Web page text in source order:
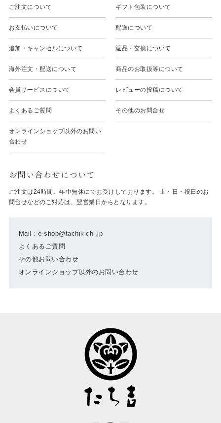
ご注文について ギフト包装について
お支払いについて 配送について
追加・キャンセルについて 返品・交換について
海外注文・配送について 商品のお取扱等について
会員サービスについて レビューの投稿について
よくあるご質問 その他のお問合せ
オンラインショップ以外のお問い
合わせ
お問い合わせについて
Mail：e-shop@tachikichi.jp
よくあるご質問
その他お問い合わせ
オンラインショップ以外のお問い合わせ
ご注文は24時間、年中無休にてお受けしております。 土・日・祝日のお
問合せなどのご対応は、翌営業日からとなります。